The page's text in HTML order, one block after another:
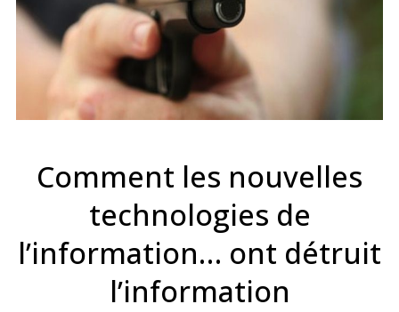
Comment les nouvelles
technologies de
l’information… ont détruit
l’information